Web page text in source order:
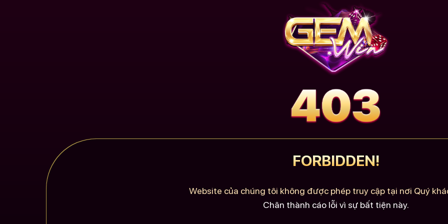
FORBIDDEN!
Website của chúng tôi không được phép truy cập tại nơi Quý
Chân thành cáo lỗi vì sự bất tiện này.